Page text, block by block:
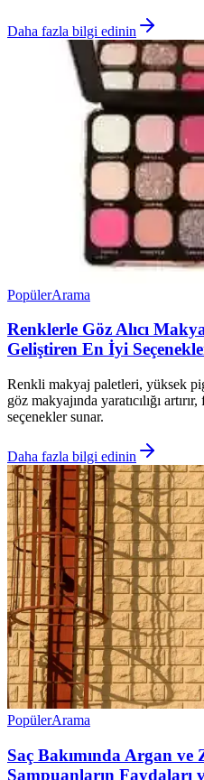
Daha fazla bilgi edinin
PopülerArama
Renklerle Göz Alıcı
Geliştiren En İyi
Renkli makyaj paletleri, yüksek
göz makyajında yaratıcılığı
seçenekler sunar.
Daha fazla bilgi edinin
PopülerArama
Saç Bakımında Argan ve
Şampuanların Faydaları